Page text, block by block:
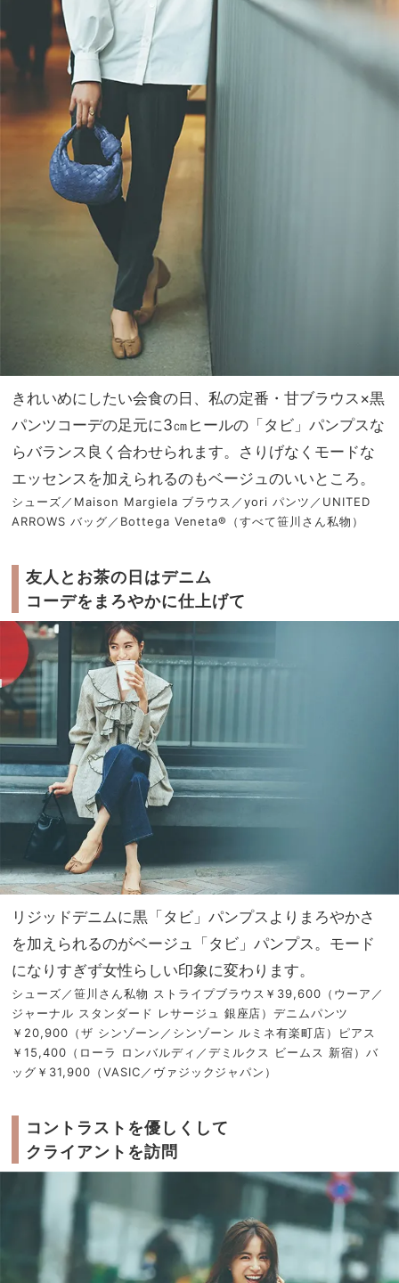
きれいめにしたい会食の日、私の定番・甘ブラウス×黒
パンツコーデの足元に3㎝ヒールの「タビ」パンプスな
らバランス良く合わせられます。さりげなくモードな
エッセンスを加えられるのもベージュのいいところ。
シューズ／Maison Margiela ブラウス／yori パンツ／UNITED
ARROWS バッグ／Bottega Veneta®️（すべて笹川さん私物）
友人とお茶の日はデニム
コーデをまろやかに仕上げて
リジッドデニムに黒「タビ」パンプスよりまろやかさ
を加えられるのがベージュ「タビ」パンプス。モード
になりすぎず女性らしい印象に変わります。
シューズ／笹川さん私物 ストライプブラウス￥39,600（ウーア／
ジャーナル スタンダード レサージュ 銀座店）デニムパンツ
￥20,900（ザ シンゾーン／シンゾーン ルミネ有楽町店）ピアス
￥15,400（ローラ ロンバルディ／デミルクス ビームス 新宿）バ
ッグ￥31,900（VASIC／ヴァジックジャパン）
コントラストを優しくして
クライアントを訪問